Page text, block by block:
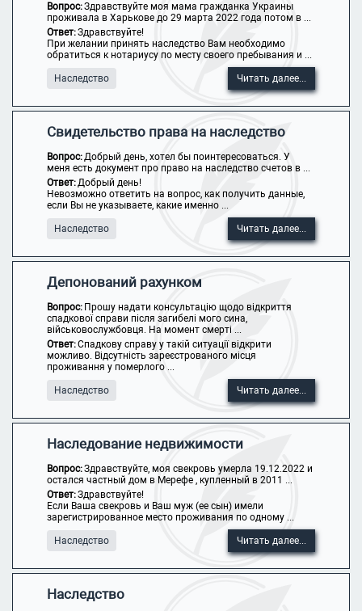
Вопрос:Здравствуйте моя мама гражданка Украины
проживала в Харькове до 29 марта 2022 года потом в ...
Ответ:Здравствуйте!
При желании принять наследство Вам необходимо
обратиться к нотариусу по месту своего пребывания и ...
Наследство Читать далее...
Свидетельство права на наследство
Вопрос:Добрый день, хотел бы поинтересоваться. У
меня есть документ про право на наследство счетов в ...
Ответ:Добрый день!
Невозможно ответить на вопрос, как получить данные,
если Вы не указываете, какие именно ...
Наследство Читать далее...
Депонований рахунком
Вопрос: Прошу надати консультацію щодо відкриття
спадкової справи після загибелі мого сина,
військовослужбовця. На момент смерті ...
Ответ:Спадкову справу у такій ситуації відкрити
можливо. Відсутність зареєстрованого місця
проживання у померлого ...
Наследство Читать далее...
Наследование недвижимости
Вопрос:Здравствуйте, моя свекровь умерла 19.12.2022 и
остался частный дом в Мерефе , купленный в 2011 ...
Ответ:Здравствуйте!
Если Ваша свекровь и Ваш муж (ее сын) имели
зарегистрированное место проживания по одному ...
Наследство Читать далее...
Наследство